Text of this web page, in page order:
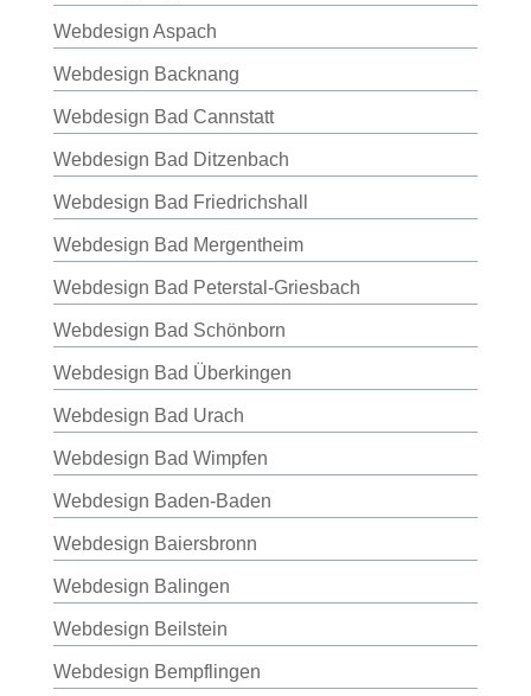
Webdesign Aspach
Webdesign Backnang
Webdesign Bad Cannstatt
Webdesign Bad Ditzenbach
Webdesign Bad Friedrichshall
Webdesign Bad Mergentheim
Webdesign Bad Peterstal-Griesbach
Webdesign Bad Schönborn
Webdesign Bad Überkingen
Webdesign Bad Urach
Webdesign Bad Wimpfen
Webdesign Baden-Baden
Webdesign Baiersbronn
Webdesign Balingen
Webdesign Beilstein
Webdesign Bempflingen